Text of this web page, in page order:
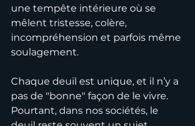
une tempête intérieure où se
mêlent tristesse, colère,
incompréhension et parfois même
soulagement.
Chaque deuil est unique, et il n’y a
pas de "bonne" façon de le vivre.
Pourtant, dans nos sociétés, le